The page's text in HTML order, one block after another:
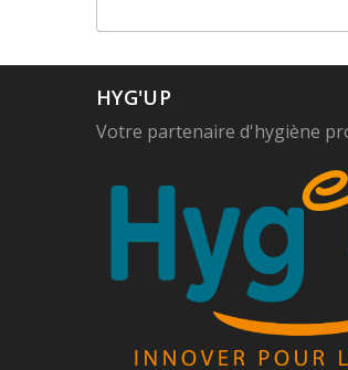
HYG'UP
Votre partenaire d'hygiène